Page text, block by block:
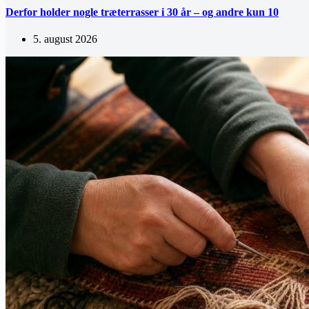
Derfor holder nogle træterrasser i 30 år – og andre kun 10
5. august 2026